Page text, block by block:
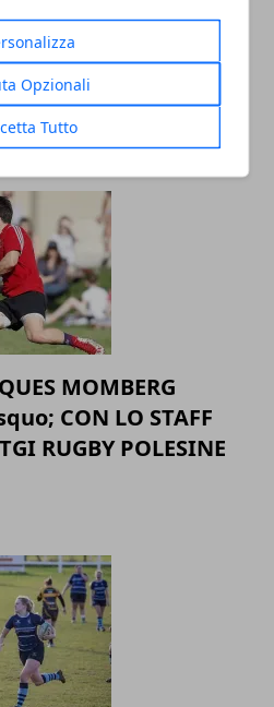
Opzionali
Tutto
THOMAS RITORNA
MOMBERG
CON LO STAFF
RUGBY POLESINE